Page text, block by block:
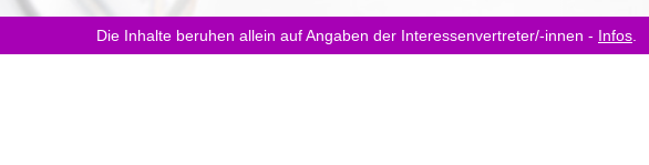
hier:Die Inhalte beruhen allein auf Angaben der Interessenvertreter/-innen - Infos